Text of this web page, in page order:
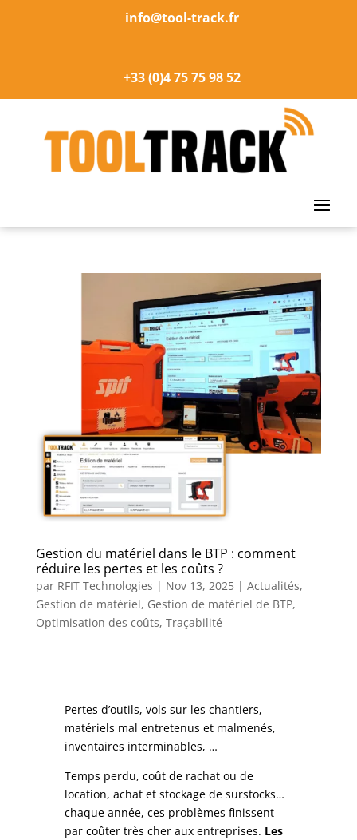
info@tool-track.fr
+33 (0)4 75 75 98 52
Gestion du matériel dans le BTP : comment
réduire les pertes et les coûts ?
par RFIT Technologies | Nov 13, 2025| Actualités,
Gestion de matériel, Gestion de matériel de BTP,
Optimisation des coûts, Traçabilité
Pertes d’outils, vols sur les chantiers,
matériels mal entretenus et malmenés,
inventaires interminables, …
Temps perdu, coût de rachat ou de
location, achat et stockage de surstocks…
chaque année, ces problèmes finissent
par coûter très cher aux entreprises. Les